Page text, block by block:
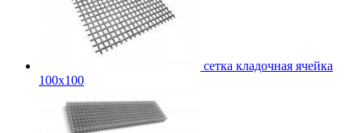
сетка кладочная ячейка
100x100